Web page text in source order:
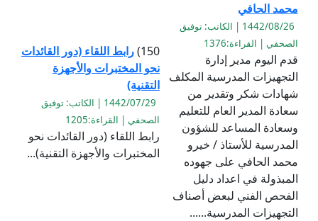
محمد الحافي
1442/08/26 | الكاتب: توفيق
الصحفي | القراءة:1376
قدم اليوم مدير إدارة
التجهيزات المدرسية المكلف
شهادات شكر وتقدير من
سعادة المدير العام للتعليم
وسعادة المساعد للشؤون
المدرسية للأستاذ / خيرو
محمد الحافي على جهوده
المبذولة في اعداد دليل
الفحص الفني لبعض أصناف
التجهيزات المدرسية......
150) رابط اللقاء (دور القائدات
نحو المختبرات والأجهزة
التقنية)
1442/07/29 | الكاتب: توفيق
الصحفي | القراءة:1205
رابط اللقاء (دور القائدات نحو
المختبرات والأجهزة التقنية)...